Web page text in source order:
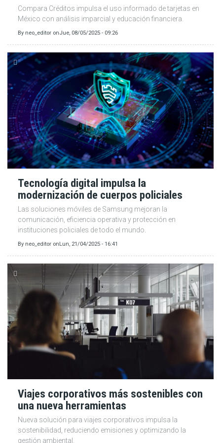
Compara Créditos impulsa el uso informado de tarjetas en
México con análisis imparcial y educación financiera.
By neo_editor onJue, 08/05/2025 - 09:26
Tecnología digital impulsa la
modernización de cuerpos policiales
Las soluciones móviles de Samsung mejoran la
comunicación, eficiencia operativa y protección en
instituciones policiales de todo el mundo.
By neo_editor onLun, 21/04/2025 - 16:41
Viajes corporativos más sostenibles con
una nueva herramientas
Nueva solución para viajes corporativos impulsa la
sostenibilidad, reduciendo emisiones y optimizando la
gestión ambiental.